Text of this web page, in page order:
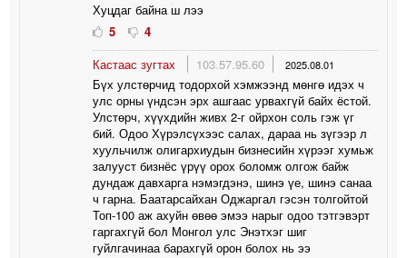
Хуцдаг байна ш лээ
5
4
Кастаас зугтах
103.57.95.60 2025.08.01
Бүх улстөрчид тодорхой хэмжээнд мөнгө идэх ч
улс орны үндсэн эрх ашгаас урвахгүй байх ёстой.
Улстөрч, хүүхдийн живх 2-г ойрхон соль гэж үг
бий. Одоо Хүрэлсүхээс салах, дараа нь зүгээр л
хуульчилж олигархиудын бизнесийн хүрээг хумьж
залууст бизнёс үрүү орох боломж олгож байж
дундаж давхарга нэмэгдэнэ, шинэ үе, шинэ санаа
ч гарна. Баатарсайхан Оджаргал гэсэн толгойтой
Топ-100 аж ахуйн өвөө эмээ нарыг одоо тэтгэвэрт
гаргахгүй бол Монгол улс Энэтхэг шиг
гуйлгачинаа барахгүй орон болох нь ээ